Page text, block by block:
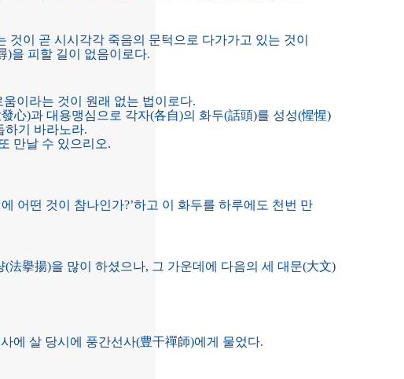
이 곧 시시각각 죽음의 문턱으로 다가가고 있는 것이
)을 피할 길이 없음이로다.
이라는 것이 원래 없는 법이로다.
心)과 대용맹심으로 각자(各自)의 화두(話頭)를 성성(惺惺)
하기 바라노라.
만날 수 있으리오.
어떤 것이 참나인가?’하고 이 화두를 하루에도 천번 만
擧揚)을 많이 하셨으나, 그 가운데에 다음의 세 대문(大文)
에 살 당시에 풍간선사(豊干禪師)에게 물었다.